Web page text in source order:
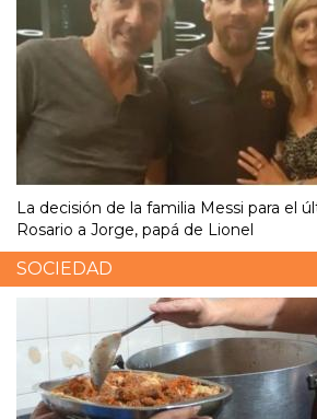
La decisión de la familia Messi para el
Rosario a Jorge, papá de Lionel
SOCIEDAD